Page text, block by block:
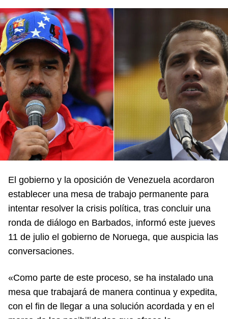
El gobierno y la oposición de Venezuela acordaron
establecer una mesa de trabajo permanente para
intentar resolver la crisis política, tras concluir una
ronda de diálogo en Barbados, informó este jueves
11 de julio el gobierno de Noruega, que auspicia las
conversaciones.
«Como parte de este proceso, se ha instalado una
mesa que trabajará de manera continua y expedita,
con el fin de llegar a una solución acordada y en el